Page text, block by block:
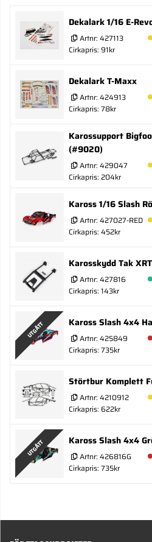
Dekalark 1/16 E-
Artnr: 427113
Cirkapris: 91kr
Dekalark T-Maxx
Artnr: 424913
Cirkapris: 78kr
Karossupport
(#9020)
Artnr: 429047
Cirkapris: 204kr
Kaross 1/16 Slash
Artnr: 427027-RED
Cirkapris: 452kr
Karosskydd Tak XRT
Artnr: 427816
Cirkapris: 143kr
UTGÅTT Kaross Slash 4x4
Artnr: 425849
Cirkapris: 735kr
Störtbur Komplett
Artnr: 4210912
Cirkapris: 622kr
UTGÅTT Kaross Slash 4x4
Artnr: 426816G
Cirkapris: 735kr